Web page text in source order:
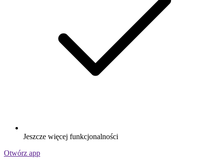
Jeszcze więcej funkcjonalności
Otwórz app